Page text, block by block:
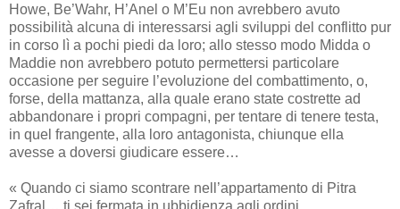
Howe, Be’Wahr, H’Anel o M’Eu non avrebbero avuto
possibilità alcuna di interessarsi agli sviluppi del conflitto pur
in corso lì a pochi piedi da loro; allo stesso modo Midda o
Maddie non avrebbero potuto permettersi particolare
occasione per seguire l’evoluzione del combattimento, o,
forse, della mattanza, alla quale erano state costrette ad
abbandonare i propri compagni, per tentare di tenere testa,
in quel frangente, alla loro antagonista, chiunque ella
avesse a doversi giudicare essere…
« Quando ci siamo scontrare nell’appartamento di Pitra
Zafral… ti sei fermata in ubbidienza agli ordini